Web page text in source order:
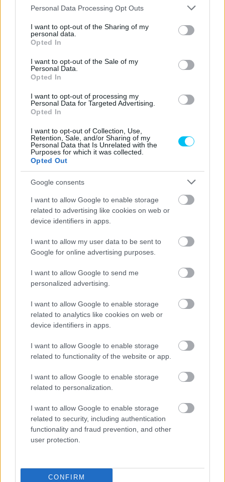
Please note that this website/app uses one or more Google
not limited to your visit or usage behaviour. You may click to
grant or deny consent to Google and its third-party tags to
use your data for below specified purposes in below Google
consent section.
Personal Data Processing Opt Outs
I want to opt-out of the Sharing of my
personal data.
Opted In
I want to opt-out of the Sale of my
Personal Data.
Opted In
I want to opt-out of processing my
Personal Data for Targeted Advertising.
Opted In
I want to opt-out of Collection, Use,
Retention, Sale, and/or Sharing of my
Personal Data that Is Unrelated with the
Purposes for which it was collected.
Opted Out
Google consents
I want to allow Google to enable storage
related to advertising like cookies on web or
device identifiers in apps.
I want to allow my user data to be sent to
Google for online advertising purposes.
I want to allow Google to send me
personalized advertising.
I want to allow Google to enable storage
related to analytics like cookies on web or
device identifiers in apps.
I want to allow Google to enable storage
related to functionality of the website or app.
I want to allow Google to enable storage
related to personalization.
I want to allow Google to enable storage
related to security, including authentication
functionality and fraud prevention, and other
user protection.
CONFIRM
Előző cikk
Marc Márquez Bagnaia
Következő cikk
horrorbukás óta
- Advertisment -